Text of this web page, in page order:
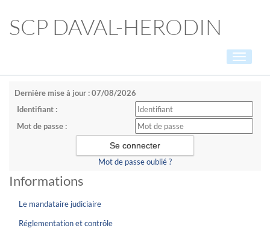
SCP DAVAL-HERODIN
Toggle
Dernière mise à jour : 07/08/2026
Identifiant :
Mot de passe :
Mot de passe oublié ?
Informations
Le mandataire judiciaire
Réglementation et contrôle